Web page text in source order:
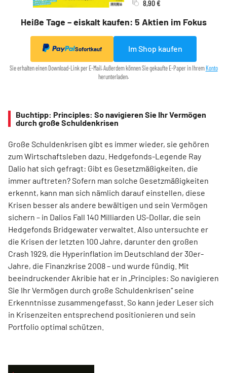
Heiße Tage – eiskalt kaufen: 5 Aktien im Fokus
8,90 €
Sofortkauf Im Shop kaufen
Sie erhalten einen Download-Link per E-Mail. Außerdem können Sie gekaufte E-Paper in IhremKonto
herunterladen.
Buchtipp: Principles: So navigieren Sie Ihr Vermögen
durch große Schuldenkrisen
Große Schuldenkrisen gibt es immer wieder, sie gehören
zum Wirtschaftsleben dazu. Hedgefonds-Legende Ray
Dalio hat sich gefragt: Gibt es Gesetzmäßigkeiten, die
immer auftreten? Sofern man solche Gesetzmäßigkeiten
erkennt, kann man sich nämlich darauf einstellen, diese
Krisen besser als andere bewältigen und sein Vermögen
sichern – in Dalios Fall 140 Milliarden US-Dollar, die sein
Hedgefonds Bridgewater verwaltet. Also untersuchte er
die Krisen der letzten 100 Jahre, darunter den großen
Crash 1929, die Hyperinflation im Deutschland der 30er-
Jahre, die Finanzkrise 2008 – und wurde fündig. Mit
beeindruckender Akribie hat er in „Principles: So navigieren
Sie Ihr Vermögen durch große Schuldenkrisen“ seine
Erkenntnisse zusammengefasst. So kann jeder Leser sich
in Krisenzeiten entsprechend positionieren und sein
Portfolio optimal schützen.